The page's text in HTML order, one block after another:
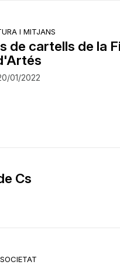
I MITJANS
de cartells de la
01/2022
Cs
SOCIETAT